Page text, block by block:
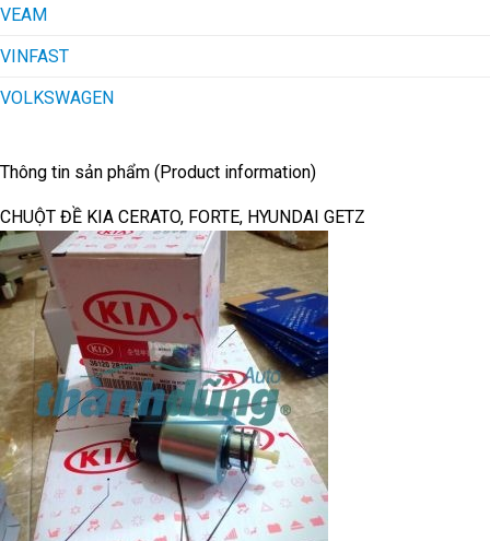
VEAM
VINFAST
VOLKSWAGEN
Thông tin sản phẩm (Product information)
CHUỘT ĐỀ KIA CERATO, FORTE, HYUNDAI GETZ